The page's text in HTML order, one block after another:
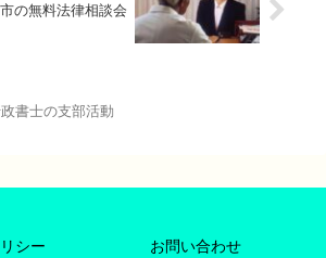
の無料法律相談会
書士の支部活動
シー お問い合わせ